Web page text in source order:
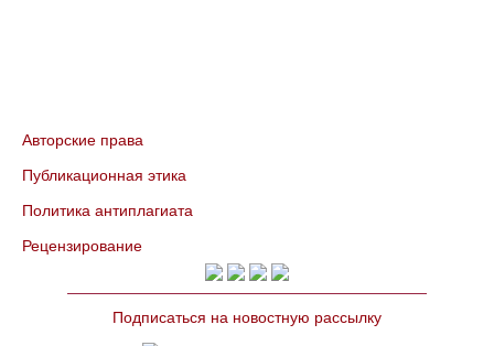
Авторские права
Публикационная этика
Политика антиплагиата
Рецензирование
Подписаться на новостную рассылку